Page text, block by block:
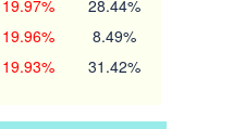
19.97% 28.44%
19.96% 8.49%
19.93% 31.42%